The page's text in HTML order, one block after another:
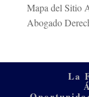
Mapa del Sitio
Abogado
La